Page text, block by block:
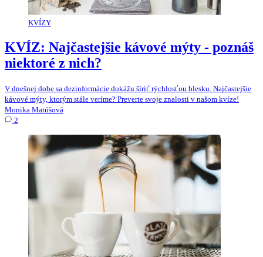
KVÍZY
KVÍZ: Najčastejšie kávové mýty - poznáš
niektoré z nich?
V dnešnej dobe sa dezinformácie dokážu šíriť rýchlosťou blesku. Najčastejšie
kávové mýty, ktorým stále veríme? Preverte svoje znalosti v našom kvíze!
Monika Matúšová
2